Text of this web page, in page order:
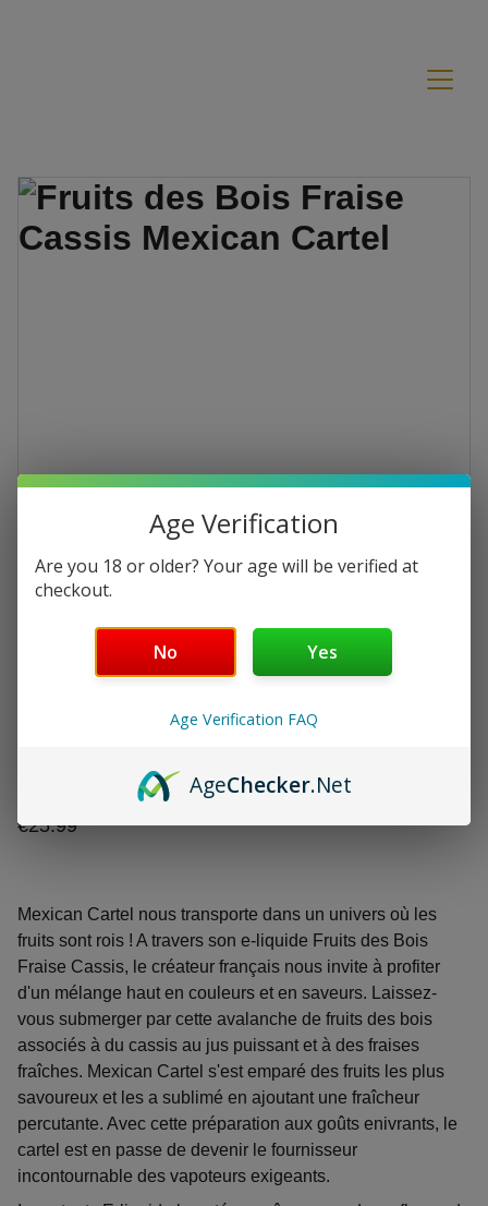
Fruits des Bois Fraise
Cassis Mexican Cartel
100ml sans nicotine
€25.99
Mexican Cartel nous transporte dans un univers où les
fruits sont rois ! A travers son e-liquide Fruits des Bois
Fraise Cassis, le créateur français nous invite à profiter
d'un mélange haut en couleurs et en saveurs. Laissez-
vous submerger par cette avalanche de fruits des bois
associés à du cassis au jus puissant et à des fraises
fraîches. Mexican Cartel s'est emparé des fruits les plus
savoureux et les a sublimé en ajoutant une fraîcheur
percutante. Avec cette préparation aux goûts enivrants, le
cartel est en passe de devenir le fournisseur
incontournable des vapoteurs exigeants.
Age Verification
Are you 18 or older? Your age will be verified at
checkout.
No Yes
Age Verification FAQ
AgeChecker.Net